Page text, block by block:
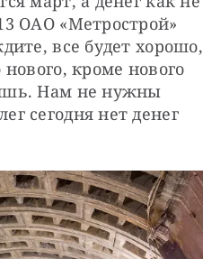
ОАО «Метрострой»
все будет хорошо,
кроме нового
Нам не нужны
сегодня нет денег